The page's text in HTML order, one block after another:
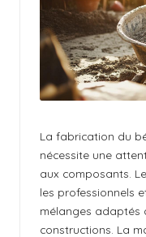
k
ir
c
h
La fabrication du
nécessite une
aux composants.
les professionnels
mélanges adaptés
constructions. La